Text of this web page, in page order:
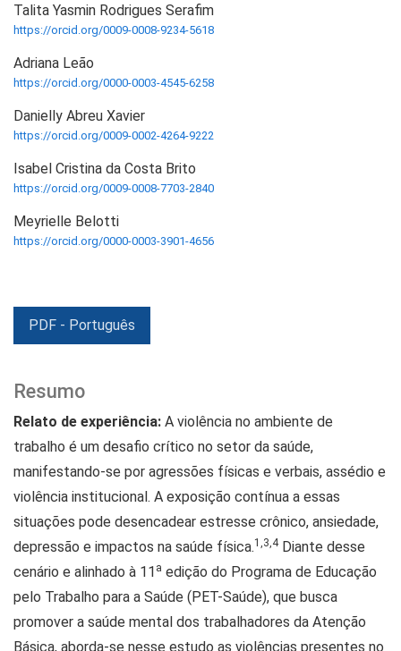
Talita Yasmin Rodrigues Serafim
https://orcid.org/0009-0008-9234-5618
Adriana Leão
https://orcid.org/0000-0003-4545-6258
Danielly Abreu Xavier
https://orcid.org/0009-0002-4264-9222
Isabel Cristina da Costa Brito
https://orcid.org/0009-0008-7703-2840
Meyrielle Belotti
https://orcid.org/0000-0003-3901-4656
PDF - Português
Resumo
Relato de experiência: A violência no ambiente de
trabalho é um desafio crítico no setor da saúde,
manifestando-se por agressões físicas e verbais, assédio e
violência institucional. A exposição contínua a essas
situações pode desencadear estresse crônico, ansiedade,
depressão e impactos na saúde física.1,3,4Diante desse
cenário e alinhado à 11 a edição do Programa de Educação
pelo Trabalho para a Saúde (PET-Saúde), que busca
promover a saúde mental dos trabalhadores da Atenção
Básica, aborda-se nesse estudo as violências presentes no